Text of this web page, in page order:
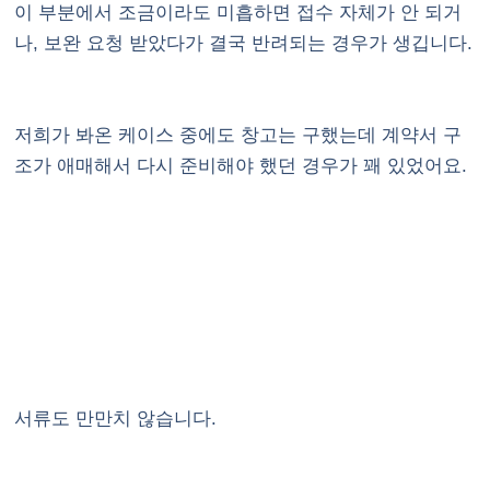
이 부분에서 조금이라도 미흡하면 접수 자체가 안 되거
나, 보완 요청 받았다가 결국 반려되는 경우가 생깁니다.
저희가 봐온 케이스 중에도 창고는 구했는데 계약서 구
조가 애매해서 다시 준비해야 했던 경우가 꽤 있었어요.
서류도 만만치 않습니다.